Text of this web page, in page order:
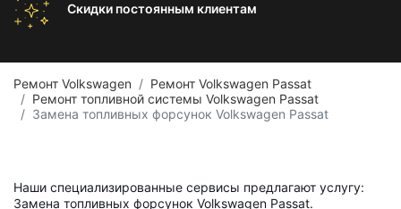
Скидки постоянным клиентам
Ремонт Volkswagen
Ремонт Volkswagen Passat
Ремонт топливной системы Volkswagen Passat
Замена топливных форсунок Volkswagen Passat
Наши специализированные сервисы предлагают услугу:
Замена топливных форсунок Volkswagen Passat.